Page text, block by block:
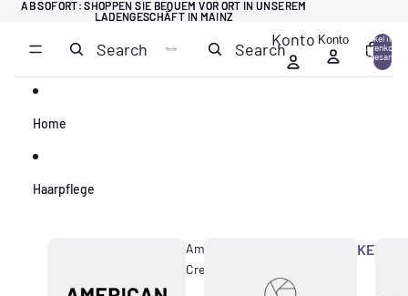
AB SOFORT: SHOPPEN SIE BEQUEM VOR ORT IN UNSEREM
LADENGESCHÄFT IN MAINZ
AB SOFORT: SHOPPEN SIE BEQUEM VOR ORT IN UNSEREM
LADENGESCHÄFT IN MAINZ
Search SearchKonto Konto
Artikel im
Warenkorb
insgesamt:
Home
Haarpflege
American
Crew